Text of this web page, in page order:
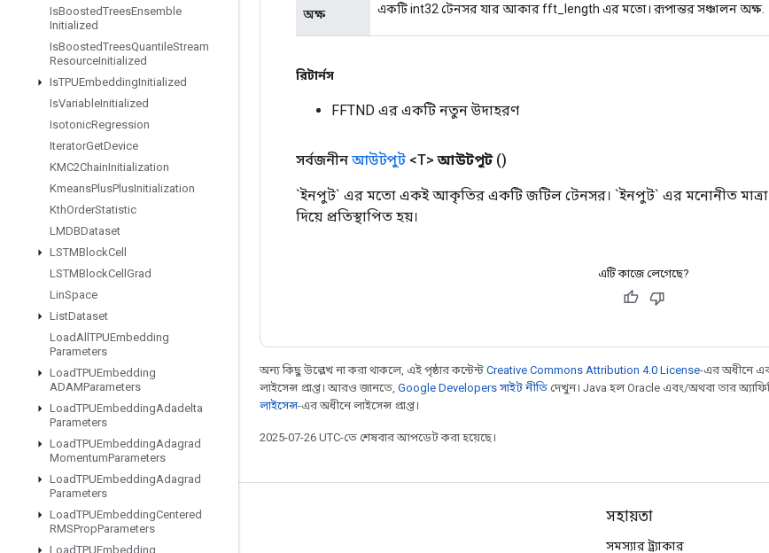
IsBoostedTreesEnsemble
Initialized
IsBoostedTreesQuantileStream
ResourceInitialized
IsTPUEmbeddingInitialized
IsVariableInitialized
IsotonicRegression
IteratorGetDevice
KMC2ChainInitialization
KmeansPlusPlusInitialization
KthOrderStatistic
LMDBDataset
LSTMBlockCell
LSTMBlockCell Grad
LinSpace
ListDataset
LoadAll TPUEmbedding
Parameters
LoadTPUEmbedding
ADAMParameters
LoadTPUEmbeddingAdadelta
Parameters
LoadTPUEmbeddingAdagrad
MomentumParameters
LoadTPUEmbeddingAdagrad
Parameters
LoadTPUEmbeddingCentered
RMSPropParameters
LoadTPUEmbedding
অক্ষ একটি int32 টেনসর যার আকার fft_length এর মতো। রূপান্তর সঞ্চালন অক্ষ.
রিটার্নস
FFTND এর একটি নতুন উদাহরণ
সর্বজনীন আউটপুট <T> আউটপুট ()
`ইনপুট` এর মতো একই আকৃতির একটি জটিল টেনসর। `ইনপুট` এর মনোনীত মাত্রা
দিয়ে প্রতিস্থাপিত হয়।
এটি কাজে লেগেছে?
অন্য কিছু উল্লেখ না করা থাকলে, এই পৃষ্ঠার কন্টেন্ট Creative Commons Attribution 4.0 License-এর অধীনে
লাইসেন্স প্রাপ্ত। আরও জানতে, Google Developers সাইট নীতি দেখুন। Java হল Oracle এবং/অথবা তার
লাইসেন্স-এর অধীনে লাইসেন্স প্রাপ্ত।
2025-07-26 UTC-তে শেষবার আপডেট করা হয়েছে।
সবসময় যুক্ত থাকুন সহায়তা
সমস্যার ট্র্যাকার